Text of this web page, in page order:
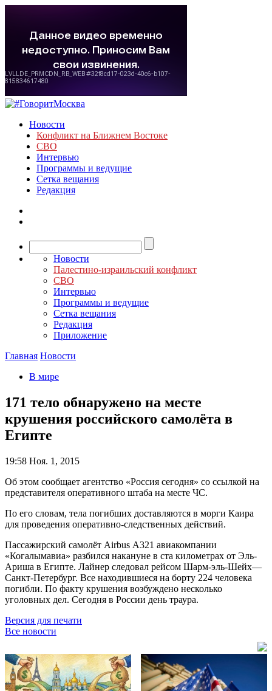
Новости
Конфликт на Ближнем Востоке
СВО
Интервью
Программы и ведущие
Сетка вещания
Редакция
Новости
Палестино-израильский конфликт
СВО
Интервью
Программы и ведущие
Сетка вещания
Редакция
Приложение
Главная Новости
В мире
171 тело обнаружено на месте
крушения российского самолёта в
Египте
19:58 Ноя. 1, 2015
Об этом сообщает агентство «Россия сегодня» со ссылкой на
представителя оперативного штаба на месте ЧС.
По его словам, тела погибших доставляются в морги Каира
для проведения оперативно-следственных действий.
Пассажирский самолёт Airbus А321 авиакомпании
«Когалымавиа» разбился накануне в ста километрах от Эль-
Ариша в Египте. Лайнер следовал рейсом Шарм-эль-Шейх—
Санкт-Петербург. Все находившиеся на борту 224 человека
погибли. По факту крушения возбуждено несколько
уголовных дел. Сегодня в России день траура.
Версия для печати
Все новости